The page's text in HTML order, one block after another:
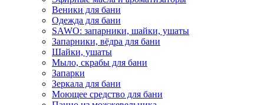
Веники для бани
Одежда для бани
SAWO: запарники, шайки, ушаты
Запарники, вёдра для бани
Шайки, ушаты
Мыло, скрабы для бани
Запарки
Зеркала для бани
Моющее средство для бани